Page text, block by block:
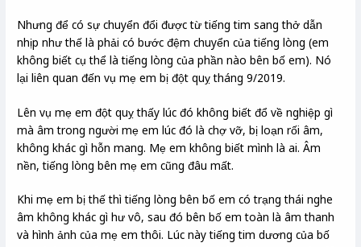
Nhưng để có sự chuyển đổi được từ tiếng tim sang thở dẫn
nhịp như thế là phải có bước đệm chuyển của tiếng lòng (em
không biết cụ thể là tiếng lòng của phần nào bên bố em). Nó
lại liên quan đến vụ mẹ em bị đột quỵ tháng 9/2019.
Lên vụ mẹ em đột quỵ thấy lúc đó không biết đổ về nghiệp gì
mà âm trong người mẹ em lúc đó là chợ vỡ, bị loạn rối âm,
không khác gì hỗn mang. Mẹ em không biết mình là ai. Âm
nền, tiếng lòng bên mẹ em cũng đâu mất.
Khi mẹ em bị thế thì tiếng lòng bên bố em có trạng thái nghe
âm không khác gì hư vô, sau đó bên bố em toàn là âm thanh
và hình ảnh của mẹ em thôi. Lúc này tiếng tim dương của bố